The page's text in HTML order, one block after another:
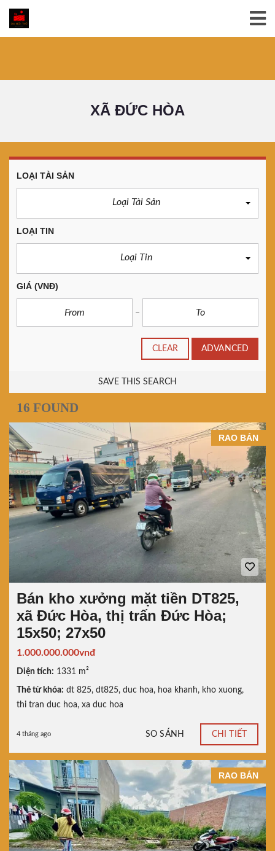
XÃ ĐỨC HÒA
LOẠI TÀI SẢN
Loại Tài Sản
LOẠI TIN
Loại Tin
GIÁ (VNĐ)
CLEAR ADVANCED
SAVE THIS SEARCH
16 FOUND
RAO BÁN
Bán kho xưởng mặt tiền DT825,
xã Đức Hòa, thị trấn Đức Hòa;
15x50; 27x50
1.000.000.000vnđ
Diện tích: 1331 m²
Thẻ từ khóa: dt 825, dt825, duc hoa, hoa khanh, kho xuong,
thi tran duc hoa, xa duc hoa
4 tháng ago SO SÁNH CHI TIẾT
RAO BÁN